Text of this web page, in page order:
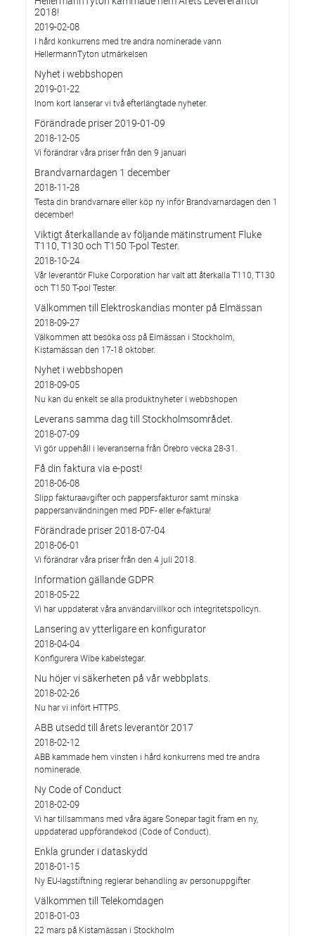
2018!
2019-02-08
I hård konkurrens med tre andra nominerade vann
HellermannTyton utmärkelsen
Nyhet i webbshopen
2019-01-22
Inom kort lanserar vi två efterlängtade nyheter.
Förändrade priser 2019-01-09
2018-12-05
Vi förändrar våra priser från den 9 januari
Brandvarnardagen 1 december
2018-11-28
Testa din brandvarnare eller köp ny inför Brandvarnardagen den 1
december!
Viktigt återkallande av följande mätinstrument Fluke
T110, T130 och T150 T-pol Tester.
2018-10-24
Vår leverantör Fluke Corporation har valt att återkalla T110, T130
och T150 T-pol Tester.
Välkommen till Elektroskandias monter på Elmässan
2018-09-27
Välkommen att besöka oss på Elmässan i Stockholm,
Kistamässan den 17-18 oktober.
Nyhet i webbshopen
2018-09-05
Nu kan du enkelt se alla produktnyheter i webbshopen
Leverans samma dag till Stockholmsområdet.
2018-07-09
Vi gör uppehåll i leveranserna från Örebro vecka 28-31.
Få din faktura via e-post!
2018-06-08
Slipp fakturaavgifter och pappersfakturor samt minska
pappersanvändningen med PDF- eller e-faktura!
Förändrade priser 2018-07-04
2018-06-01
Vi förändrar våra priser från den 4 juli 2018.
Information gällande GDPR
2018-05-22
Vi har uppdaterat våra användarvillkor och integritetspolicyn.
Lansering av ytterligare en konfigurator
2018-04-04
Konfigurera Wibe kabelstegar.
Nu höjer vi säkerheten på vår webbplats.
2018-02-26
Nu har vi infört HTTPS.
ABB utsedd till årets leverantör 2017
2018-02-12
ABB kammade hem vinsten i hård konkurrens med tre andra
nominerade.
Ny Code of Conduct
2018-02-09
Vi har tillsammans med våra ägare Sonepar tagit fram en ny,
uppdaterad uppförandekod (Code of Conduct).
Enkla grunder i dataskydd
2018-01-15
Ny EU-lagstiftning reglerar behandling av personuppgifter
Välkommen till Telekomdagen
2018-01-03
22 mars på Kistamässan i Stockholm